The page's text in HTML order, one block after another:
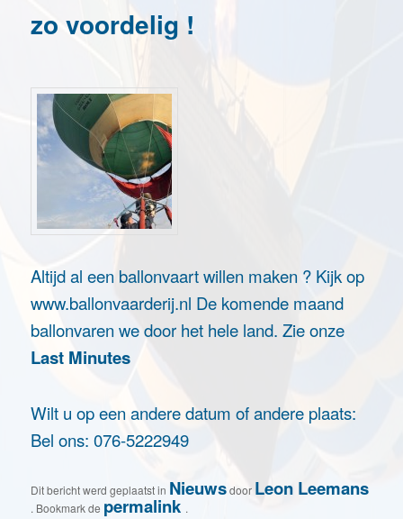
zo voordelig !
Altijd al een ballonvaart willen maken ? Kijk op
www.ballonvaarderij.nl De komende maand
ballonvaren we door het hele land. Zie onze
Last Minutes
Wilt u op een andere datum of andere plaats:
Bel ons: 076-5222949
Dit bericht werd geplaatst in Nieuwsdoor Leon Leemans
. Bookmark de permalink .